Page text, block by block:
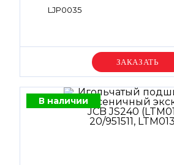
LJP0035
Уточняйте цену
В наличии